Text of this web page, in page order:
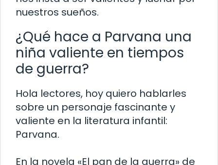
nuestros sueños.
¿Qué hace a Parvana una
niña valiente en tiempos
de guerra?
Hola lectores, hoy quiero hablarles
sobre un personaje fascinante y
valiente en la literatura infantil:
Parvana.
En la novela «El pan de la guerra» de